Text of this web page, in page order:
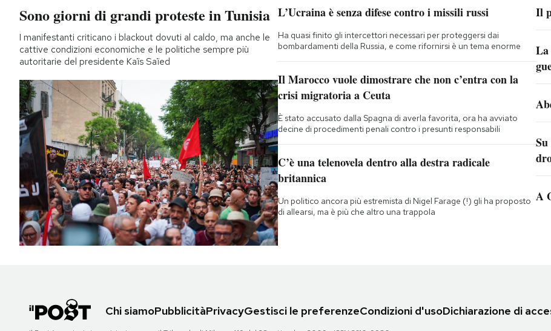
Sono giorni di grandi proteste in Tunisia
I manifestanti criticano i blackout dovuti al caldo, ma anche le
cattive condizioni economiche e le politiche sempre più
autoritarie del presidente Kaïs Saïed
L’Ucraina è senza difese contro i missili russi
Ha quasi finito gli intercettori necessari per proteggersi dai
bombardamenti della Russia, e come rifornirsi è un tema enorme
Il Marocco vuole dimostrare che non c’entra con la
crisi migratoria a Ceuta
È stato accusato dalla Spagna di averla favorita, ora ha avviato
decine di procedimenti penali contro i presunti responsabili
C’è una telenovela dentro alla destra radicale
britannica
Un politico ancora più estremista di Nigel Farage (!) gli ha proposto
di allearsi, ma è più che altro una trappola
Il
La
A
Chi siamoPubblicitàPrivacyGestisci le preferenzeCondizioni d'usoDichiarazione di